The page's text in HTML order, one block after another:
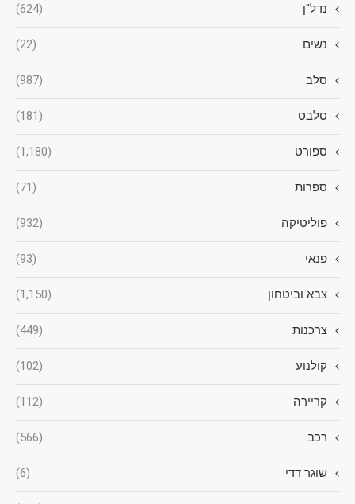
נדל"ן (624)
נשים (22)
סלב (987)
סלבס (181)
ספורט (1,180)
ספרות (71)
פוליטיקה (932)
פנאי (93)
צבא וביטחון (1,150)
צרכנות (449)
קולנוע (102)
קריירה (112)
רכב (566)
שוגר דדי (6)